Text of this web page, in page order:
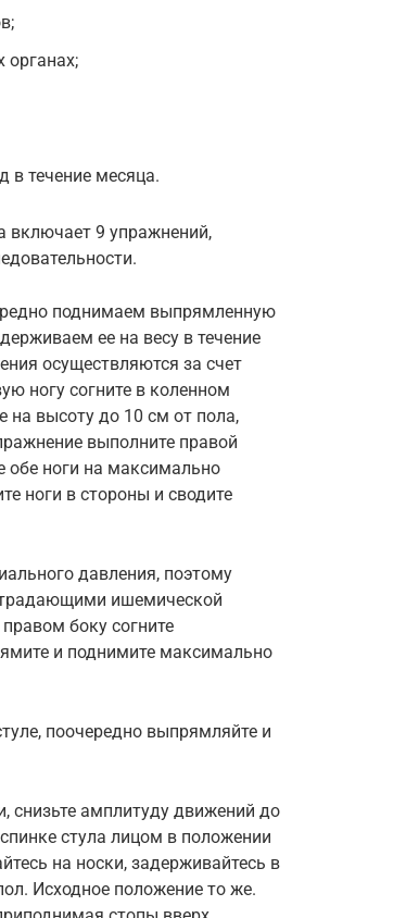
органах;
в течение месяца.
включает 9 упражнений,
поднимаем выпрямленную
ее на весу в течение
осуществляются за счет
ногу согните в коленном
на высоту до 10 см от пола,
выполните правой
обе ноги на максимально
ноги в стороны и сводите
давления, поэтому
ишемической
боку согните
и поднимите максимально
поочередно выпрямляйте и
снизьте амплитуду движений до
стула лицом в положении
на носки, задерживайтесь в
Исходное положение то же.